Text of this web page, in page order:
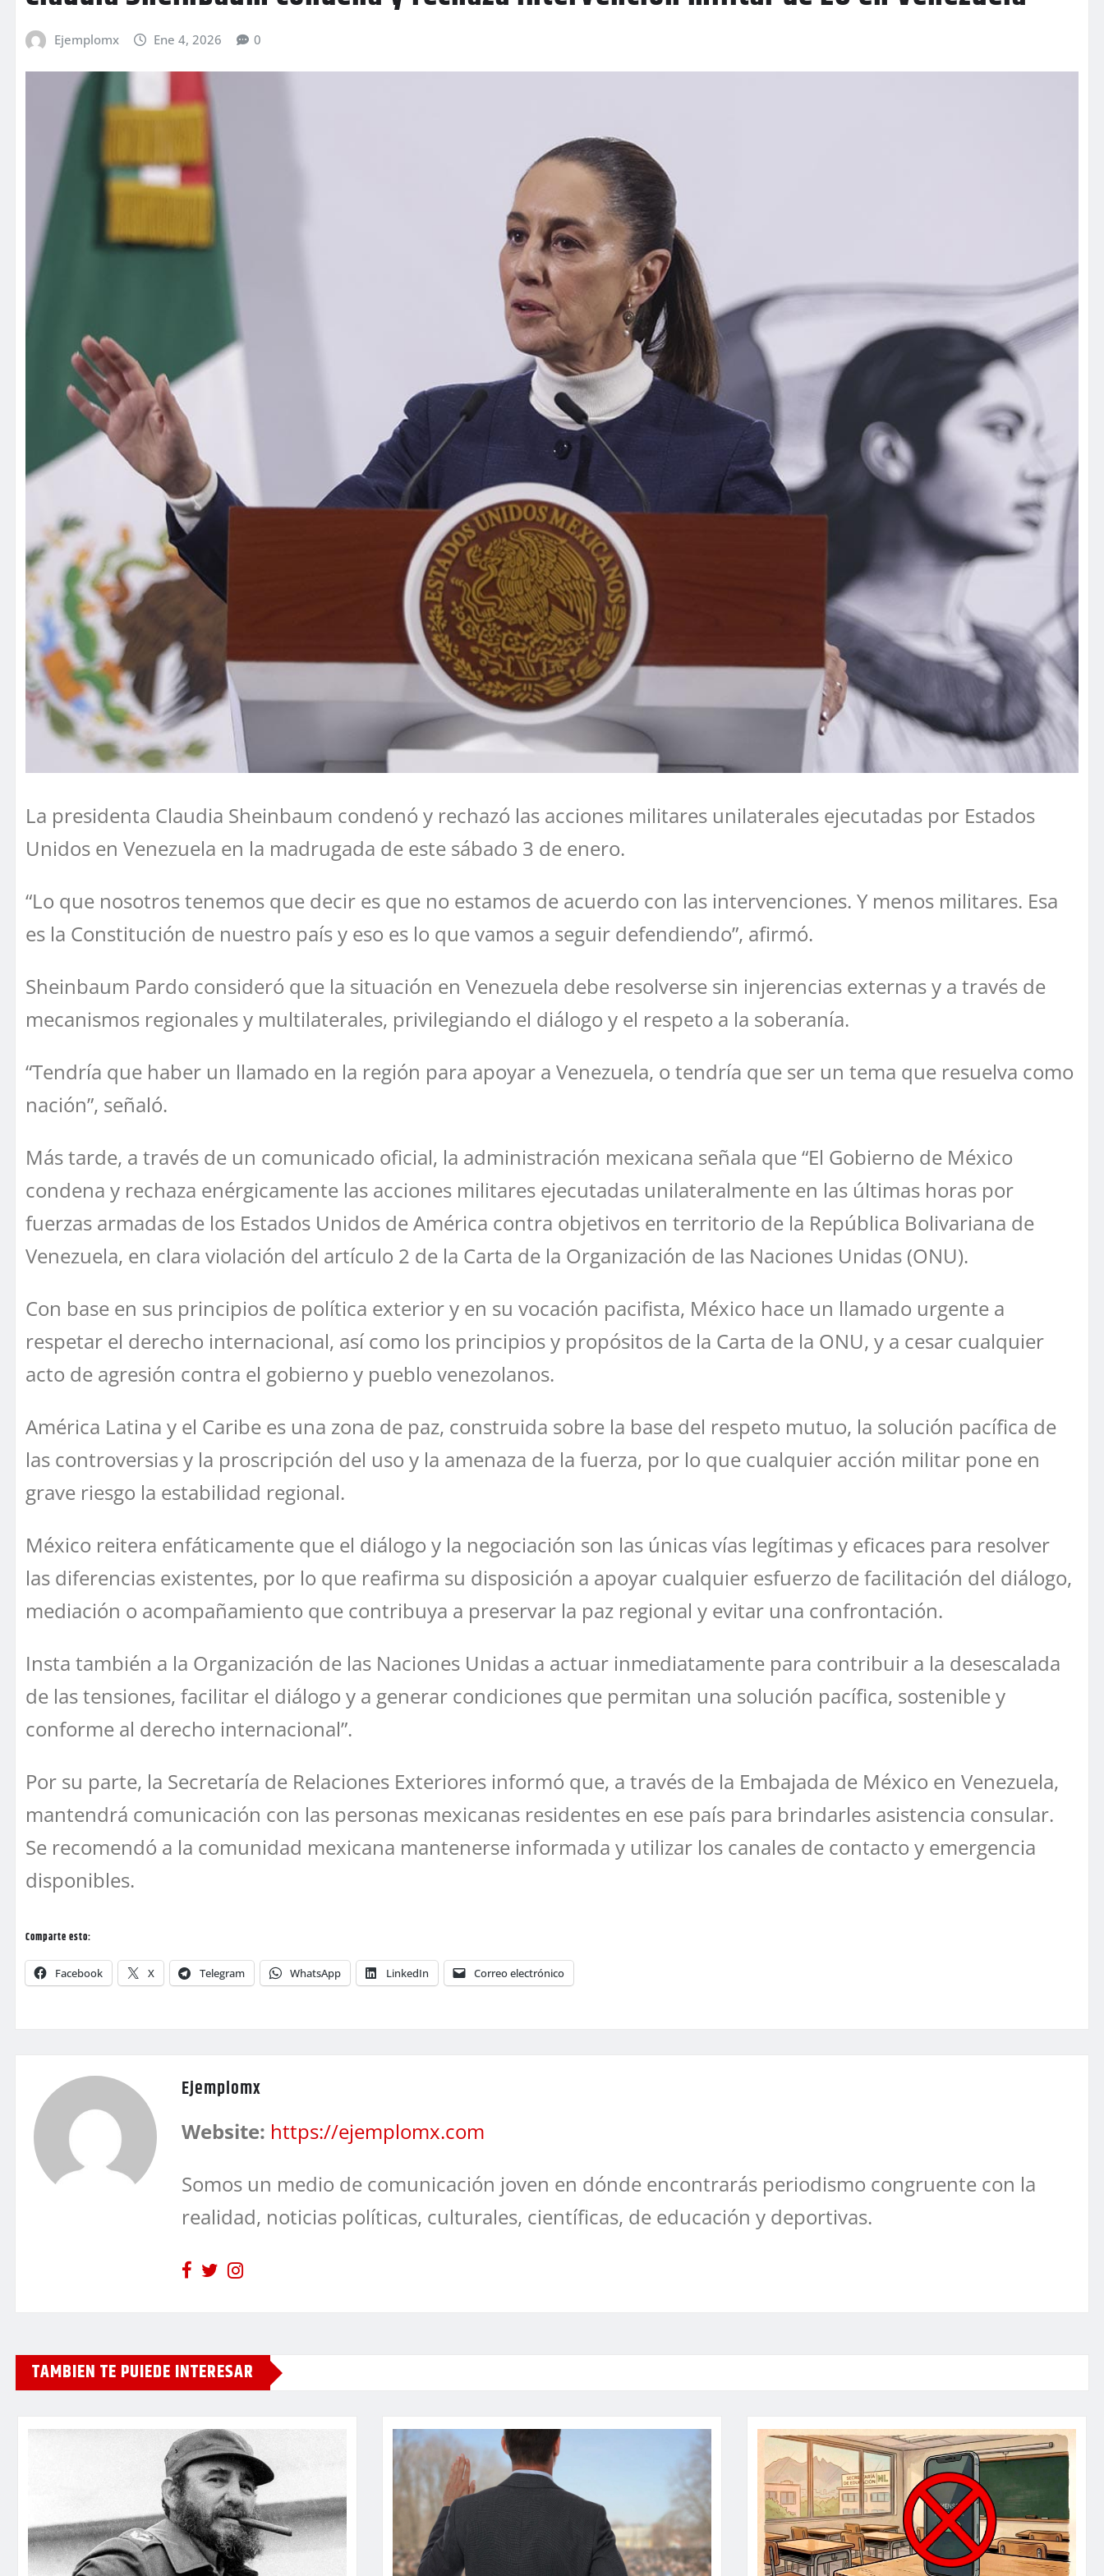
Ejemplomx Ene 4, 2026 0
La presidenta Claudia Sheinbaum condenó y rechazó las acciones militares unilaterales ejecutadas por Estados
Unidos en Venezuela en la madrugada de este sábado 3 de enero.
“Lo que nosotros tenemos que decir es que no estamos de acuerdo con las intervenciones. Y menos militares. Esa
es la Constitución de nuestro país y eso es lo que vamos a seguir defendiendo”, afirmó.
Sheinbaum Pardo consideró que la situación en Venezuela debe resolverse sin injerencias externas y a través de
mecanismos regionales y multilaterales, privilegiando el diálogo y el respeto a la soberanía.
“Tendría que haber un llamado en la región para apoyar a Venezuela, o tendría que ser un tema que resuelva como
nación”, señaló.
Más tarde, a través de un comunicado oficial, la administración mexicana señala que “El Gobierno de México
condena y rechaza enérgicamente las acciones militares ejecutadas unilateralmente en las últimas horas por
fuerzas armadas de los Estados Unidos de América contra objetivos en territorio de la República Bolivariana de
Venezuela, en clara violación del artículo 2 de la Carta de la Organización de las Naciones Unidas (ONU).
Con base en sus principios de política exterior y en su vocación pacifista, México hace un llamado urgente a
respetar el derecho internacional, así como los principios y propósitos de la Carta de la ONU, y a cesar cualquier
acto de agresión contra el gobierno y pueblo venezolanos.
América Latina y el Caribe es una zona de paz, construida sobre la base del respeto mutuo, la solución pacífica de
las controversias y la proscripción del uso y la amenaza de la fuerza, por lo que cualquier acción militar pone en
grave riesgo la estabilidad regional.
México reitera enfáticamente que el diálogo y la negociación son las únicas vías legítimas y eficaces para resolver
las diferencias existentes, por lo que reafirma su disposición a apoyar cualquier esfuerzo de facilitación del diálogo,
mediación o acompañamiento que contribuya a preservar la paz regional y evitar una confrontación.
Insta también a la Organización de las Naciones Unidas a actuar inmediatamente para contribuir a la desescalada
de las tensiones, facilitar el diálogo y a generar condiciones que permitan una solución pacífica, sostenible y
conforme al derecho internacional”.
Por su parte, la Secretaría de Relaciones Exteriores informó que, a través de la Embajada de México en Venezuela,
mantendrá comunicación con las personas mexicanas residentes en ese país para brindarles asistencia consular.
Se recomendó a la comunidad mexicana mantenerse informada y utilizar los canales de contacto y emergencia
disponibles.
Comparte esto:
Facebook X Telegram WhatsApp LinkedIn Correo electrónico
Ejemplomx
Website: https://ejemplomx.com
Somos un medio de comunicación joven en dónde encontrarás periodismo congruente con la
realidad, noticias políticas, culturales, científicas, de educación y deportivas.
TAMBIEN TE PUIEDE INTERESAR